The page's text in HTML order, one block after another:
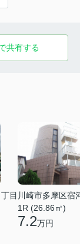
共有する
目 川崎市多摩区宿
1R (26.86㎡)
7.2万円